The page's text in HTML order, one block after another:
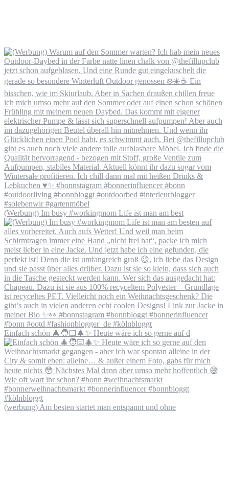
(Werbung) Im busy #workingmom Life ist man am best
Einfach schön 🎄🧑🏻‍🎄✨ Heute wäre ich so gerne auf d
(werbung) Am besten startet man entspannt und ohne